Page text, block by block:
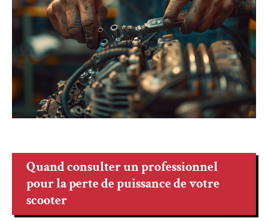
Quand consulter un professionnel
pour la perte de puissance de votre
scooter